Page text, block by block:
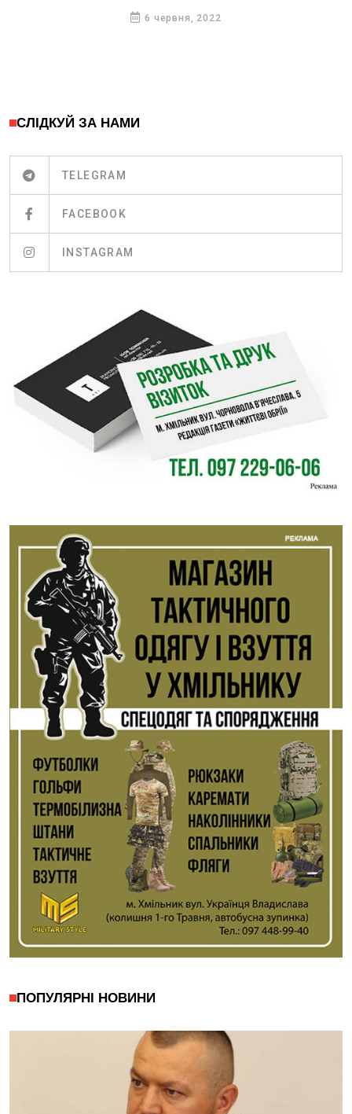
6 червня, 2022
СЛІДКУЙ ЗА НАМИ
TELEGRAM
FACEBOOK
INSTAGRAM
ПОПУЛЯРНІ НОВИНИ